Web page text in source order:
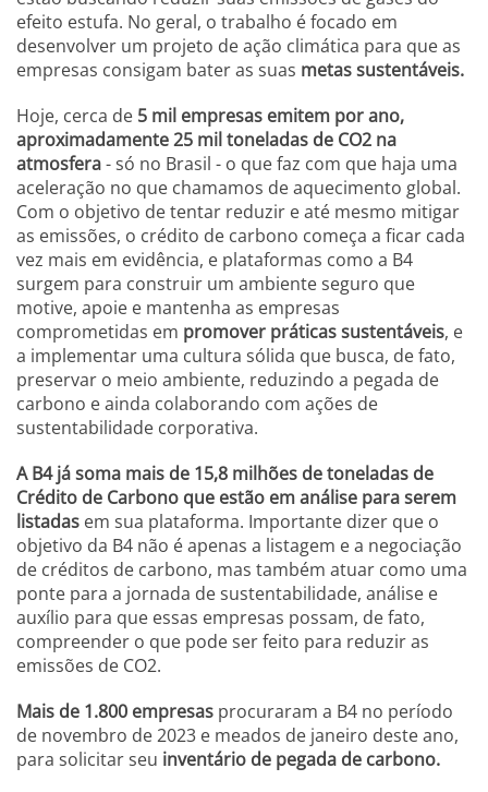
efeito estufa. No geral, o trabalho é focado em
desenvolver um projeto de ação climática para que as
empresas consigam bater as suas metas sustentáveis.
Hoje, cerca de 5 mil empresas emitem por ano,
aproximadamente 25 mil toneladas de CO2 na
atmosfera- só no Brasil - o que faz com que haja uma
aceleração no que chamamos de aquecimento global.
Com o objetivo de tentar reduzir e até mesmo mitigar
as emissões, o crédito de carbono começa a ficar cada
vez mais em evidência, e plataformas como a B4
surgem para construir um ambiente seguro que
motive, apoie e mantenha as empresas
comprometidas em promover práticas sustentáveis, e
a implementar uma cultura sólida que busca, de fato,
preservar o meio ambiente, reduzindo a pegada de
carbono e ainda colaborando com ações de
sustentabilidade corporativa.
A B4 já soma mais de 15,8 milhões de toneladas de
Crédito de Carbono que estão em análise para serem
listadas em sua plataforma. Importante dizer que o
objetivo da B4 não é apenas a listagem e a negociação
de créditos de carbono, mas também atuar como uma
ponte para a jornada de sustentabilidade, análise e
auxílio para que essas empresas possam, de fato,
compreender o que pode ser feito para reduzir as
emissões de CO2.
Mais de 1.800 empresas procuraram a B4 no período
de novembro de 2023 e meados de janeiro deste ano,
para solicitar seu inventário de pegada de carbono.